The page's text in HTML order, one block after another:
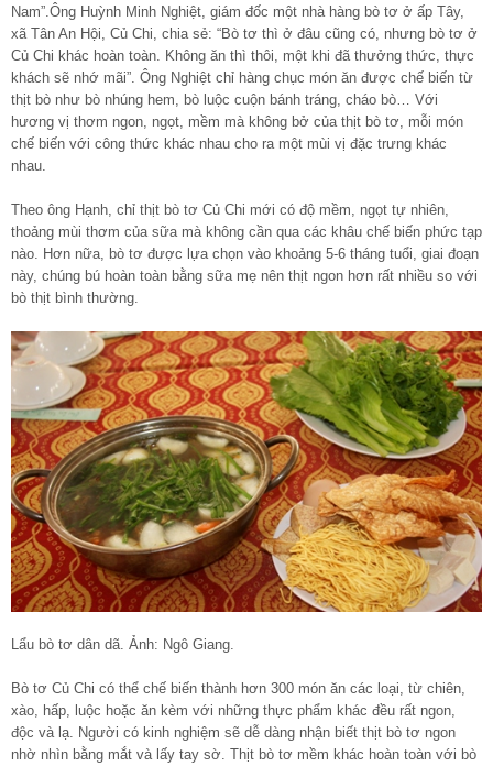
Nam”.Ông Huỳnh Minh Nghiệt, giám đốc một nhà hàng bò tơ ở ấp Tây,
xã Tân An Hội, Củ Chi, chia sẻ: “Bò tơ thì ở đâu cũng có, nhưng bò tơ ở
Củ Chi khác hoàn toàn. Không ăn thì thôi, một khi đã thưởng thức, thực
khách sẽ nhớ mãi”. Ông Nghiệt chỉ hàng chục món ăn được chế biến từ
thịt bò như bò nhúng hem, bò luộc cuộn bánh tráng, cháo bò… Với
hương vị thơm ngon, ngọt, mềm mà không bở của thịt bò tơ, mỗi món
chế biến với công thức khác nhau cho ra một mùi vị đặc trưng khác
nhau.
Theo ông Hạnh, chỉ thịt bò tơ Củ Chi mới có độ mềm, ngọt tự nhiên,
thoảng mùi thơm của sữa mà không cần qua các khâu chế biến phức tạp
nào. Hơn nữa, bò tơ được lựa chọn vào khoảng 5-6 tháng tuổi, giai đoạn
này, chúng bú hoàn toàn bằng sữa mẹ nên thịt ngon hơn rất nhiều so với
bò thịt bình thường.
Lẩu bò tơ dân dã. Ảnh: Ngô Giang.
Bò tơ Củ Chi có thể chế biến thành hơn 300 món ăn các loại, từ chiên,
xào, hấp, luộc hoặc ăn kèm với những thực phẩm khác đều rất ngon,
độc và lạ. Người có kinh nghiệm sẽ dễ dàng nhận biết thịt bò tơ ngon
nhờ nhìn bằng mắt và lấy tay sờ. Thịt bò tơ mềm khác hoàn toàn với bò